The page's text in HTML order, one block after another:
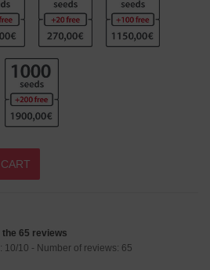
the 65 reviews
10/10 - Number of reviews: 65